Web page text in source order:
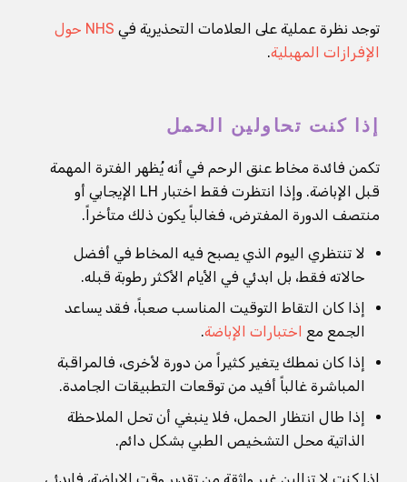
توجد نظرة عملية على العلامات التحذيرية في
NHS حول
الإفرازات المهبلية.
إذا كنت تحاولين الحمل
تكمن فائدة مخاط عنق الرحم في أنه يُظهر الفترة المهمة
قبل الإباضة. وإذا انتظرت فقط اختبار LH الإيجابي أو
منتصف الدورة المفترض، فغالباً يكون ذلك متأخراً.
لا تنتظري اليوم الذي يصبح فيه المخاط في أفضل
حالاته فقط، بل ابدئي في الأيام الأكثر رطوبة قبله.
إذا كان التقاط التوقيت المناسب صعباً، فقد يساعد
الجمع مع اختبارات الإباضة.
إذا كان نمطك يتغير كثيراً من دورة لأخرى، فالمراقبة
المباشرة غالباً أفيد من توقعات التطبيقات الجامدة.
إذا طال انتظار الحمل، فلا ينبغي أن تحل الملاحظة
الذاتية محل التشخيص الطبي بشكل دائم.
إذا كنت لا تزالين غير واثقة من تقدير وقت الإباضة، فابدئي